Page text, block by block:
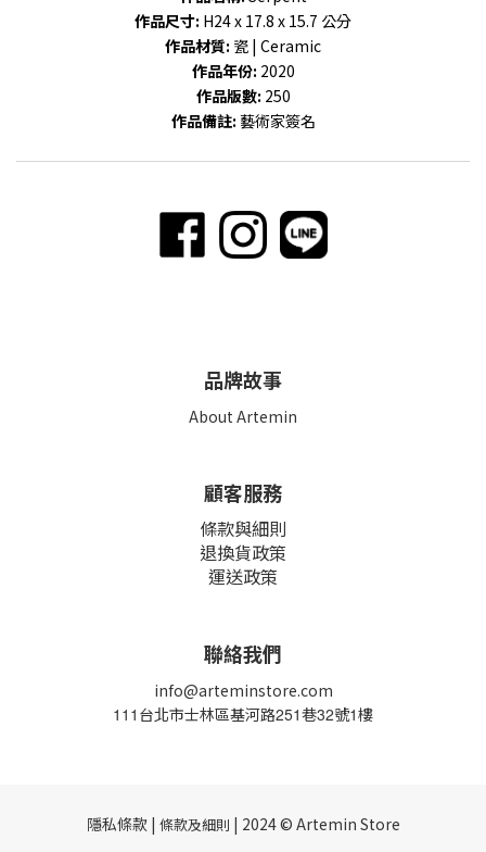
作品尺寸: H24 x 17.8 x 15.7 公分
作品材質: 瓷 | Ceramic
作品年份: 2020
作品版數: 250
作品備註: 藝術家簽名
品牌故事
About Artemin
顧客服務
條款與細則
退換貨政策
運送政策
聯絡我們
info@arteminstore.com
111 台北市士林區基河路251巷32號1樓
隱私條款 | 條款及細則 | 2024 © Artemin Store